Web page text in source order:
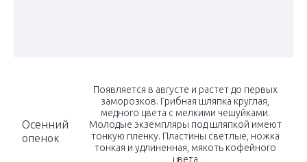
Осенний
опенок
Появляется в августе и растет до первых
заморозков. Грибная шляпка круглая,
медного цвета с мелкими чешуйками.
Молодые экземпляры под шляпкой имеют
тонкую пленку. Пластины светлые, ножка
тонкая и удлиненная, мякоть кофейного
цвета